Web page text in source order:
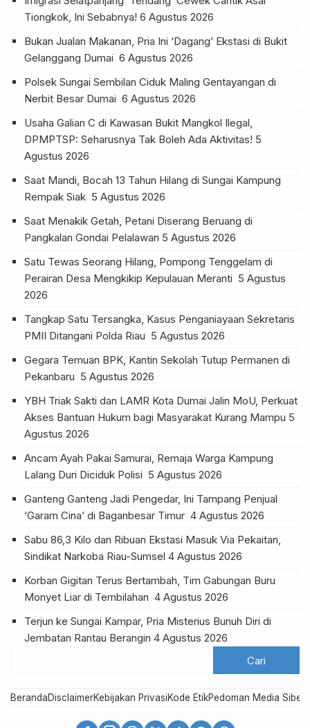
Tiongkok, Ini Sebabnya! 6 Agustus 2026
Bukan Jualan Makanan, Pria Ini ‘Dagang’ Ekstasi di Bukit
Gelanggang Dumai 6 Agustus 2026
Polsek Sungai Sembilan Ciduk Maling Gentayangan di
Nerbit Besar Dumai 6 Agustus 2026
Usaha Galian C di Kawasan Bukit Mangkol Ilegal,
DPMPTSP: Seharusnya Tak Boleh Ada Aktivitas! 5
Agustus 2026
Saat Mandi, Bocah 13 Tahun Hilang di Sungai Kampung
Rempak Siak 5 Agustus 2026
Saat Menakik Getah, Petani Diserang Beruang di
Pangkalan Gondai Pelalawan 5 Agustus 2026
Satu Tewas Seorang Hilang, Pompong Tenggelam di
Perairan Desa Mengkikip Kepulauan Meranti 5 Agustus
2026
Tangkap Satu Tersangka, Kasus Penganiayaan Sekretaris
PMII Ditangani Polda Riau 5 Agustus 2026
Gegara Temuan BPK, Kantin Sekolah Tutup Permanen di
Pekanbaru 5 Agustus 2026
YBH Triak Sakti dan LAMR Kota Dumai Jalin MoU, Perkuat
Akses Bantuan Hukum bagi Masyarakat Kurang Mampu 5
Agustus 2026
Ancam Ayah Pakai Samurai, Remaja Warga Kampung
Lalang Duri Diciduk Polisi 5 Agustus 2026
Ganteng Ganteng Jadi Pengedar, Ini Tampang Penjual
‘Garam Cina’ di Baganbesar Timur 4 Agustus 2026
Sabu 86,3 Kilo dan Ribuan Ekstasi Masuk Via Pekaitan,
Sindikat Narkoba Riau-Sumsel 4 Agustus 2026
Korban Gigitan Terus Bertambah, Tim Gabungan Buru
Monyet Liar di Tembilahan 4 Agustus 2026
Terjun ke Sungai Kampar, Pria Misterius Bunuh Diri di
Jembatan Rantau Berangin 4 Agustus 2026
BerandaDisclaimerKebijakan PrivasiKode EtikPedoman Media Siber